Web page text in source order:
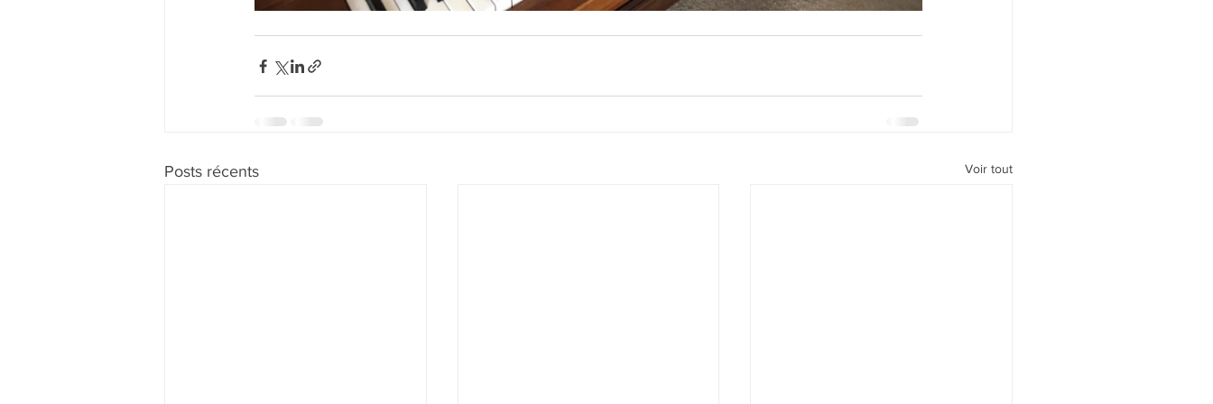
Posts récents Voir tout